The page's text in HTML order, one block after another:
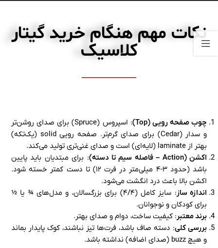
نکات مهم هنگام خرید گیتار
کلاسیک
چوب صفحه رویی (Top)
: اسپروس (Spruce) برای صدای روشن‌تر
و سدار (Cedar) برای صدای گرم‌تر. صفحه رویی solid (یک‌تکه)
بهتر از laminate (لایه‌ای) است و صدای غنی‌تری تولید می‌کند.
اکشن (Action – فاصله سیم تا دسته)
: برای مبتدیان باید پایین
باشد (حدود ۳-۴ میلی‌متر در فرت ۱۲) تا دست کمتر خسته شود.
اکشن بالا باعث درد انگشت می‌شود.
اندازه ساز
: سایز کامل (۴/۴) برای بزرگسالان، و مدل‌های ¾ یا ½
برای کودکان و نوجوانان.
برند معتبر: کیفیت ساخت، دوام و صدای بهتر.
بررسی کلی: دسته صاف باشد، فرت‌ها تیز نباشند، کوک پایدار بماند
و هیچ buzz (صدای اضافه) نداشته باشد.